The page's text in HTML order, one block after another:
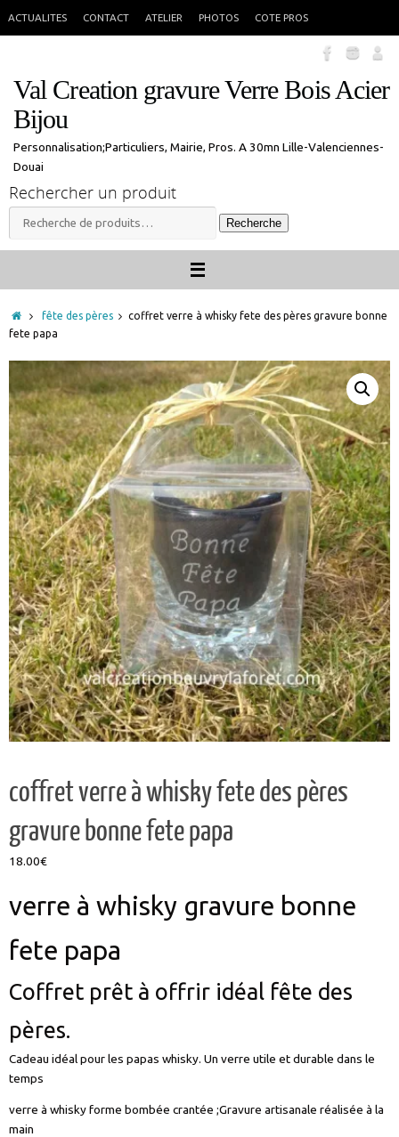
seront traitées à mon retour.
ACTUALITES CONTACT ATELIER PHOTOS COTE PROS
Val Creation gravure Verre Bois Acier
Bijou
Personnalisation;Particuliers, Mairie, Pros. A 30mn Lille-Valenciennes-
Douai
Rechercher un produit
Recherche
pour :
Recherche
Accueil
fête des pères
coffret verre à whisky fete des pères gravure bonne
fete papa
coffret verre à whisky fete des pères
gravure bonne fete papa
18.00€
verre à whisky gravure bonne
fete papa
Coffret prêt à offrir idéal fête des
pères.
Cadeau idéal pour les papas whisky. Un verre utile et durable dans le
temps
verre à whisky forme bombée crantée ;Gravure artisanale réalisée à la
main